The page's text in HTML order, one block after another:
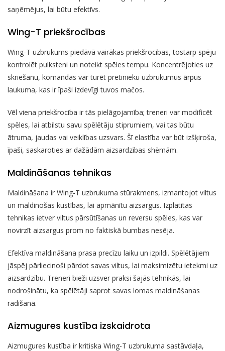
saņēmējus, lai būtu efektīvs.
Wing-T priekšrocības
Wing-T uzbrukums piedāvā vairākas priekšrocības, tostarp spēju
kontrolēt pulksteni un noteikt spēles tempu. Koncentrējoties uz
skriešanu, komandas var turēt pretinieku uzbrukumus ārpus
laukuma, kas ir īpaši izdevīgi tuvos mačos.
Vēl viena priekšrocība ir tās pielāgojamība; treneri var modificēt
spēles, lai atbilstu savu spēlētāju stiprumiem, vai tas būtu
ātruma, jaudas vai veiklības uzsvars. Šī elastība var būt izšķiroša,
īpaši, saskaroties ar dažādām aizsardzības shēmām.
Maldināšanas tehnikas
Maldināšana ir Wing-T uzbrukuma stūrakmens, izmantojot viltus
un maldinošas kustības, lai apmānītu aizsargus. Izplatītas
tehnikas ietver viltus pārsūtīšanas un reversu spēles, kas var
novirzīt aizsargus prom no faktiskā bumbas nesēja.
Efektīva maldināšana prasa precīzu laiku un izpildi. Spēlētājiem
jāspēj pārliecinoši pārdot savas viltus, lai maksimizētu ietekmi uz
aizsardzību. Treneri bieži uzsver praksi šajās tehnikās, lai
nodrošinātu, ka spēlētāji saprot savas lomas maldināšanas
radīšanā.
Aizmugures kustība izskaidrota
Aizmugures kustība ir kritiska Wing-T uzbrukuma sastāvdaļa,